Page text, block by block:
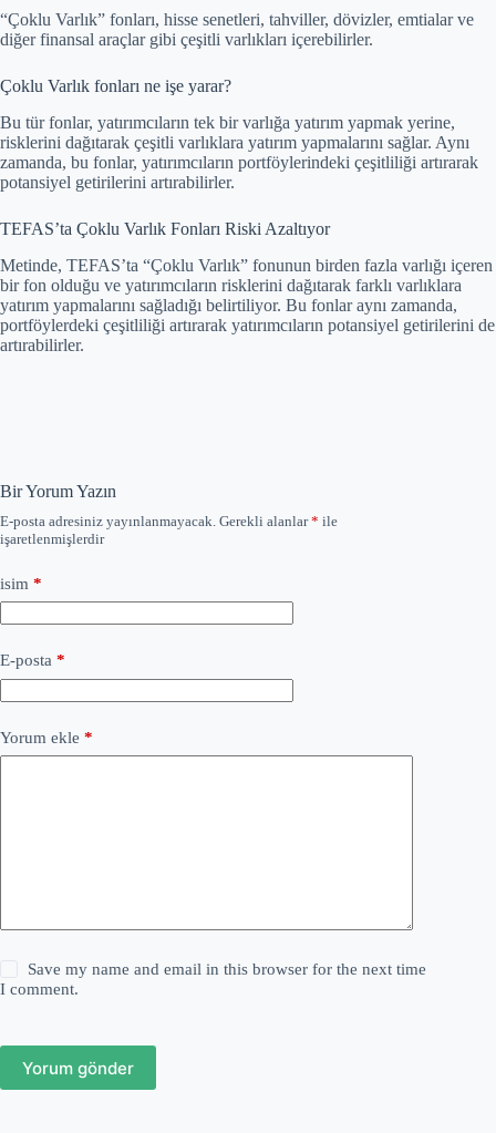
“Çoklu Varlık” fonları, hisse senetleri, tahviller, dövizler, emtialar ve
diğer finansal araçlar gibi çeşitli varlıkları içerebilirler.
Çoklu Varlık fonları ne işe yarar?
Bu tür fonlar, yatırımcıların tek bir varlığa yatırım yapmak yerine,
risklerini dağıtarak çeşitli varlıklara yatırım yapmalarını sağlar. Aynı
zamanda, bu fonlar, yatırımcıların portföylerindeki çeşitliliği artırarak
potansiyel getirilerini artırabilirler.
TEFAS’ta Çoklu Varlık Fonları Riski Azaltıyor
Metinde, TEFAS’ta “Çoklu Varlık” fonunun birden fazla varlığı içeren
bir fon olduğu ve yatırımcıların risklerini dağıtarak farklı varlıklara
yatırım yapmalarını sağladığı belirtiliyor. Bu fonlar aynı zamanda,
portföylerdeki çeşitliliği artırarak yatırımcıların potansiyel getirilerini de
artırabilirler.
Bir Yorum Yazın
E-posta adresiniz yayınlanmayacak. Gerekli alanlar* ile
işaretlenmişlerdir
isim *
E-posta *
Yorum ekle *
Save my name and email in this browser for the next time
I comment.
Yorum gönder